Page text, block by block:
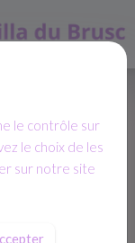
le contrôle sur
le choix de les
sur notre site